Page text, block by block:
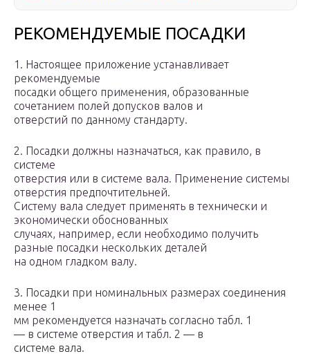
РЕКОМЕНДУЕМЫЕ ПОСАДКИ
1. Настоящее приложение устанавливает
рекомендуемые
посадки общего применения, образованные
сочетанием полей допусков валов и
отверстий по данному стандарту.
2. Посадки должны назначаться, как правило, в
системе
отверстия или в системе вала. Применение системы
отверстия предпочтительней.
Систему вала следует применять в технически и
экономически обоснованных
случаях, например, если необходимо получить
разные посадки нескольких деталей
на одном гладком валу.
3. Посадки при номинальных размерах соединения
менее 1
мм рекомендуется назначать согласно табл. 1
— в системе отверстия и табл. 2 — в
системе вала.